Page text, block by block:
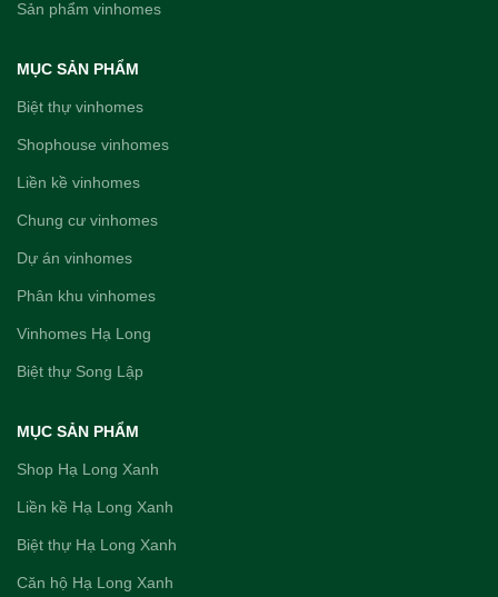
Sản phẩm vinhomes
MỤC SẢN PHẨM
Biệt thự vinhomes
Shophouse vinhomes
Liền kề vinhomes
Chung cư vinhomes
Dự án vinhomes
Phân khu vinhomes
Vinhomes Hạ Long
Biệt thự Song Lập
MỤC SẢN PHẨM
Shop Hạ Long Xanh
Liền kề Hạ Long Xanh
Biệt thự Hạ Long Xanh
Căn hộ Hạ Long Xanh